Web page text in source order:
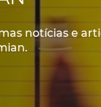
notícias e